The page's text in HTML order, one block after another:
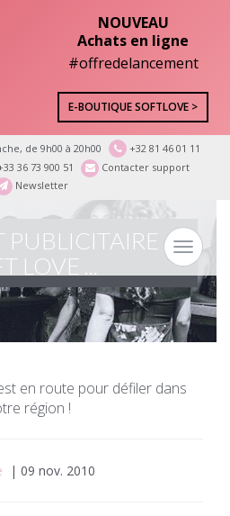
de 9h00 à 20h00
+32 81 46 01 11
36 73 900 51
Contacter support
Newsletter
Toggle
PUBLICITAIRE
LOVE ...
en route pour défiler dans
région !
| 09 nov. 2010
NOUVEAU
Achats en ligne
#offredelancement
E-BOUTIQUE SOFTLOVE >